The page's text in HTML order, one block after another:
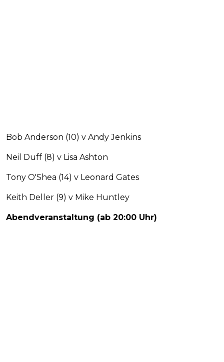
Bob Anderson (10) v Andy Jenkins
Neil Duff (8) v Lisa Ashton
Tony O'Shea (14) v Leonard Gates
Keith Deller (9) v Mike Huntley
Abendveranstaltung (ab 20:00 Uhr)